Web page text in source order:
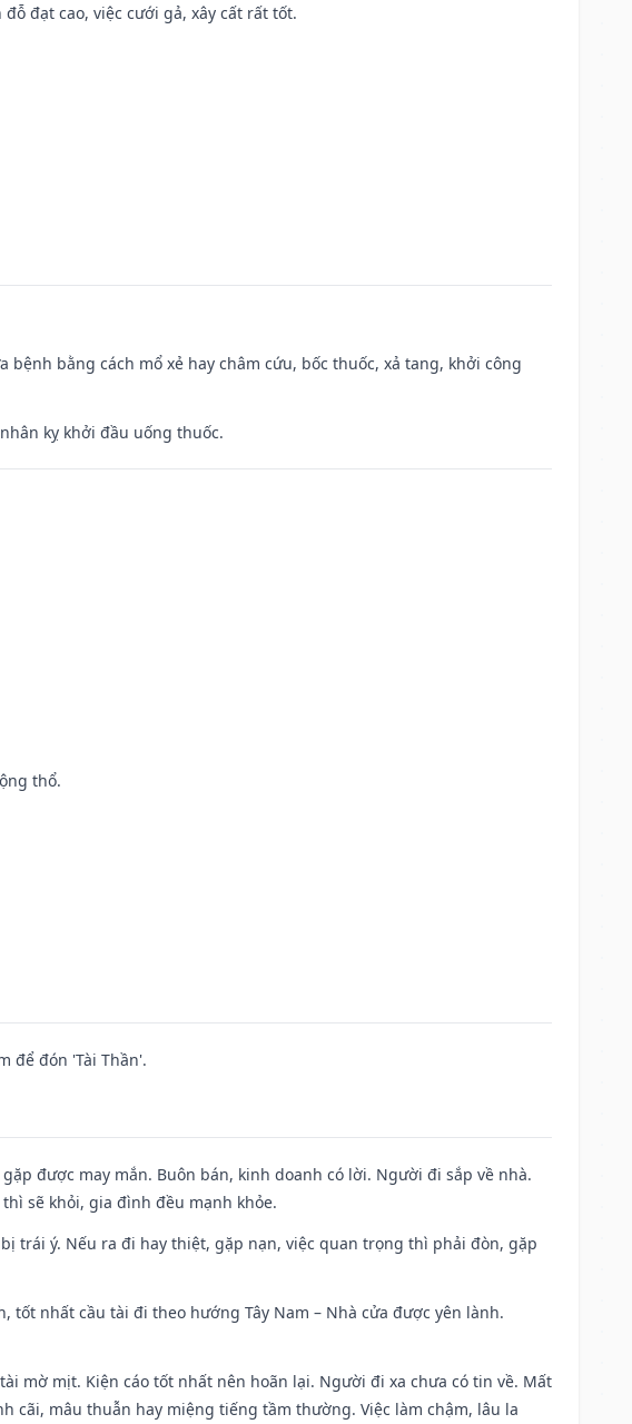
đạt cao, việc cưới gả, xây cất rất tốt.
bằng cách mổ xẻ hay châm cứu, bốc thuốc, xả tang, khởi công
kỵ khởi đầu uống thuốc.
thổ.
để đón 'Tài Thần'.
được may mắn. Buôn bán, kinh doanh có lời. Người đi sắp về nhà.
sẽ khỏi, gia đình đều mạnh khỏe.
trái ý. Nếu ra đi hay thiệt, gặp nạn, việc quan trọng thì phải đòn, gặp
tốt nhất cầu tài đi theo hướng Tây Nam – Nhà cửa được yên lành.
mờ mịt. Kiện cáo tốt nhất nên hoãn lại. Người đi xa chưa có tin về. Mất
mâu thuẫn hay miệng tiếng tầm thường. Việc làm chậm, lâu la